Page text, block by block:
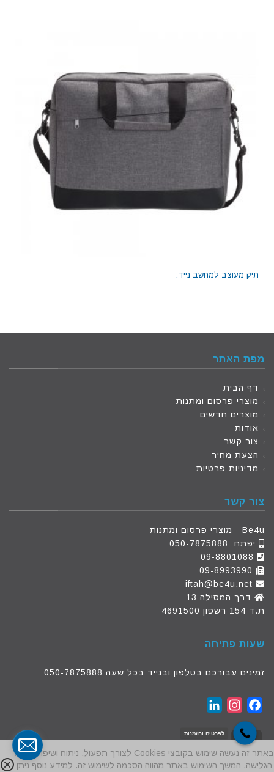
תיק מעוצב למחשב נייד.
מפת האתר
דף הבית
מוצרי פרסום ומתנות
מוצרים חדשים
אודות
צור קשר
הצעת מחיר
מדיניות פרטיות
צור קשר
Be4u - מוצרי פרסום ומתנות
יפתח: 050-7875888
09-8801088
iftah@be4u.net
דרך המסילה 13
ת.ד 154 רשפון 4691500
שעות פתיחה
זמינים עבורכם בטלפון ובנייד בכל שעה 050-7875888
Facebook
Instagram
גלילה לראש העמוד
לפרטים והזמנות
באתר זה נעשה שימוש בקובצי Cookies לצורך תפעול, ניתוח ושיפור חוויית
הגלישה. המשך השימוש באתר מהווה הסכמה לשימוש זה. למידע נוסף ניתן